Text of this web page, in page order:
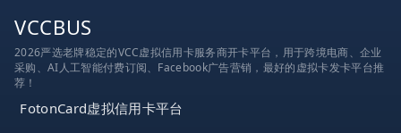
VCCBUS
2026严选老牌稳定的VCC虚拟信用卡服务商开卡平台，用于跨境电商、企业
采购、AI人工智能付费订阅、Facebook广告营销，最好的虚拟卡发卡平台推
荐！
FotonCard虚拟信用卡平台